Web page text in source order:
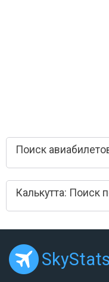
Поиск
Калькутта: Поиск